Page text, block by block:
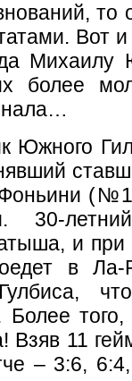
то
Вот
Южного
30-
и
в
Более
Взяв 11
– 3:6,